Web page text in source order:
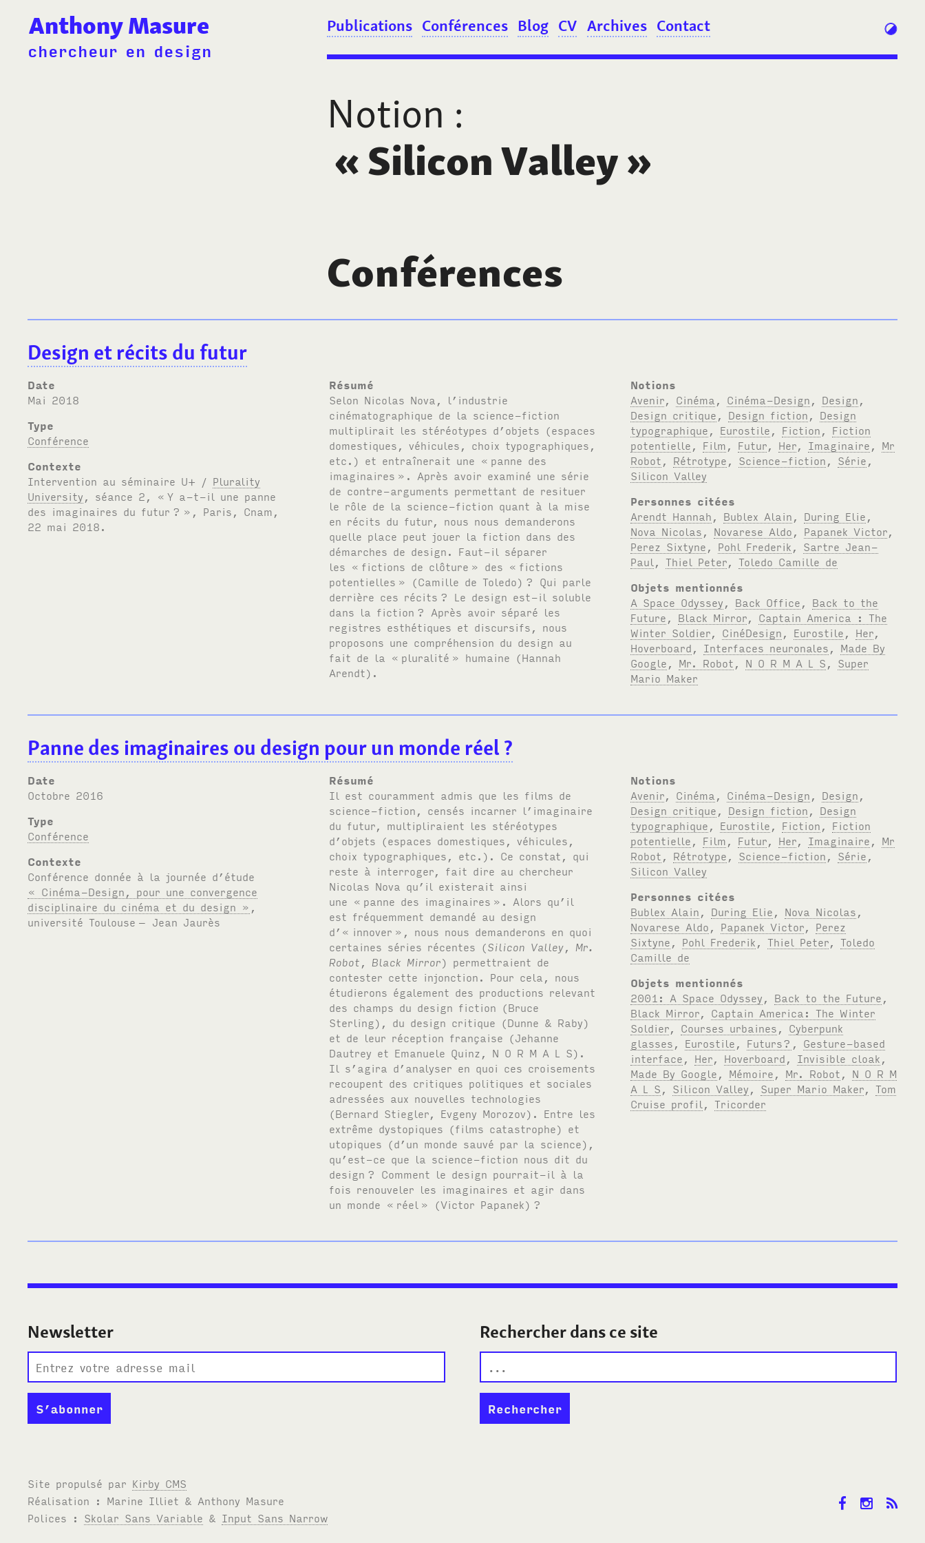
Anthony Masure
chercheur en design
Publications Conférences Blog CV Archives Contact
Notion :
«Silicon Valley»
Conférences
Design et récits du futur
Date
mai 2018
Type
Conférence
Contexte
Intervention au séminaire U+ / Plurality
University , séance 2, « Y a-t-il une panne
des imaginaires du futur ? », Paris, Cnam,
22 mai 2018.
Résumé
Selon Nicolas Nova, l’industrie
cinématographique de la science-fiction
multiplirait les stéréotypes d’objets (espaces
domestiques, véhicules, choix typographiques,
etc.) et entraînerait une « panne des
imaginaires ». Après avoir examiné une série
de contre-arguments permettant de resituer
le rôle de la science-fiction quant à la mise
en récits du futur, nous nous demanderons
quelle place peut jouer la fiction dans des
démarches de design. Faut-il séparer
les « fictions de clôture » des « fictions
potentielles » (Camille de Toledo) ? Qui parle
derrière ces récits ? Le design est-il soluble
dans la fiction ? Après avoir séparé les
registres esthétiques et discursifs, nous
proposons une compréhension du design au
fait de la « pluralité » humaine (Hannah
Arendt).
Notions
Avenir
Cinéma Cinéma-Design Design
Design critique
Design fiction
Design
typographique
Eurostile Fiction
Fiction
potentielle
Film Futur Her Imaginaire
Mr
Robot
Rétrotype Science-fiction Série
Silicon Valley
Personnes citées
Arendt Hannah
Bublex Alain During Elie
Nova Nicolas
Novarese Aldo Papanek Victor
Perez Sixtyne
Pohl Frederik
Sartre Jean-
Paul
,Thiel Peter ,Toledo Camille de
Objets mentionnés
A Space Odyssey
Back Office
Back to the
Future
Black Mirror
Captain America : The
Winter Soldier
CinéDesign Eurostile Her
Hoverboard
Interfaces neuronales
Made By
Google
Mr. Robot N O R M A L S
Super
Mario Maker
Panne des imaginaires ou design pour un monde réel?
Date
octobre 2016
Type
Conférence
Contexte
Conférence donnée à la journée d’étude
« Cinéma-Design, pour une convergence
disciplinaire du cinéma et du design »
université Toulouse – Jean Jaurès
Résumé
Il est couramment admis que les films de
science-fiction, censés incarner l’imaginaire
du futur, multipliraient les stéréotypes
d’objets (espaces domestiques, véhicules,
choix typographiques, etc.). Ce constat, qui
reste à interroger, fait dire au chercheur
Nicolas Nova qu’il existerait ainsi
une « panne des imaginaires ». Alors qu’il
est fréquemment demandé au design
d’« innover », nous nous demanderons en quoi
certaines séries récentes (Silicon Valley
Mr.
Robot
Black Mirror) permettraient de
contester cette injonction. Pour cela, nous
étudierons également des productions relevant
des champs du design fiction (Bruce
Sterling), du design critique (Dunne & Raby)
et de leur réception française (Jehanne
Dautrey et Emanuele Quinz, N O R M A L S).
Il s’agira d’analyser en quoi ces croisements
recoupent des critiques politiques et sociales
adressées aux nouvelles technologies
(Bernard Stiegler, Evgeny Morozov). Entre les
extrême dystopiques (films catastrophe) et
utopiques (d’un monde sauvé par la science),
qu’est-ce que la science-fiction nous dit du
design ? Comment le design pourrait-il à la
fois renouveler les imaginaires et agir dans
un monde « réel » (Victor Papanek) ?
Notions
Avenir
Cinéma Cinéma-Design Design
Design critique
Design fiction
Design
typographique
Eurostile Fiction
Fiction
potentielle
Film Futur Her Imaginaire
Mr
Robot
Rétrotype Science-fiction Série
Silicon Valley
Personnes citées
Bublex Alain
During Elie Nova Nicolas
Novarese Aldo
Papanek Victor
Perez
Sixtyne
Pohl Frederik ,Thiel Peter ,Toledo
Camille de
Objets mentionnés
2001: A Space Odyssey
Back to the Future
Black Mirror
Captain America: The Winter
Soldier
Courses urbaines
Cyberpunk
glasses
Eurostile Futurs?
Gesture-based
interface
Her Hoverboard Invisible cloak
Made By Google
Mémoire Mr. Robot
N O R M
A L S
Silicon Valley Super Mario Maker ,Tom
Cruise profil
,Tricorder
Newsletter Rechercher dans ce site
Site propulsé par Kirby CMS
Réalisation : Marine Illiet & Anthony Masure
Polices : Skolar Sans Variable & Input Sans Narrow